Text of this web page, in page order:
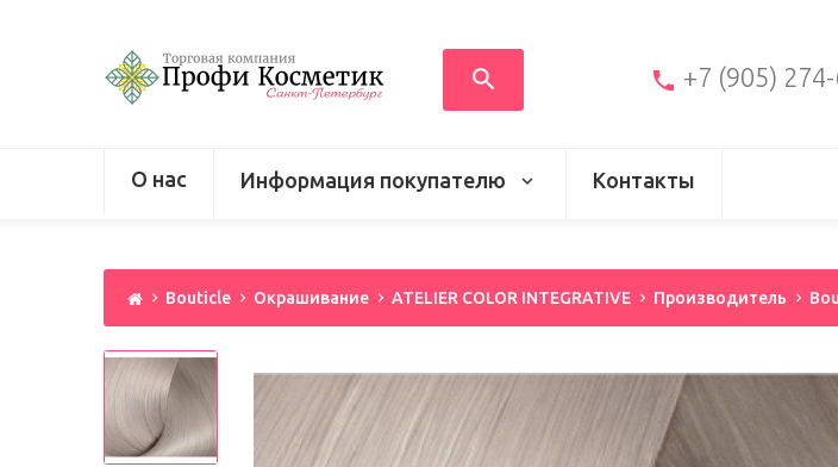
+7 (905)
О нас Информация покупателю Контакты
Bouticle Окрашивание ATELIER COLOR INTEGRATIVE Производитель